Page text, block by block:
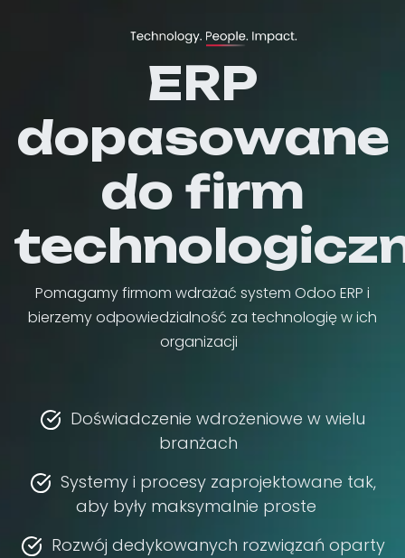
ERP
dopasowane
do firm
Pomagamy firmom wdrażać system Odoo ERP i
bierzemy odpowiedzialność za technologię w ich
organizacji
Doświadczenie wdrożeniowe w wielu
branżach
Systemy i procesy zaprojektowane tak,
aby były maksymalnie proste
Rozwój dedykowanych rozwiązań oparty